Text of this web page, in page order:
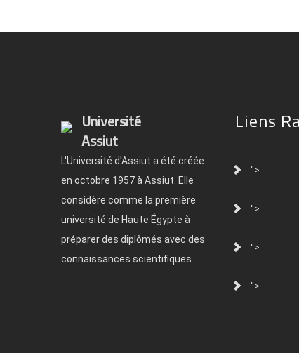
Université
Assiut
L'Université d'Assiut a été créée
en octobre 1957 à Assiut. Elle
considère comme la première
université de Haute Égypte à
préparer des diplômés avec des
connaissances scientifiques.
Liens
">
">
">
">